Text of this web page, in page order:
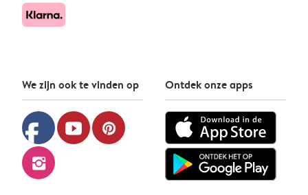
We zijn ook te vinden op
facebook youtube pinterest
instagram
Ontdek onze apps